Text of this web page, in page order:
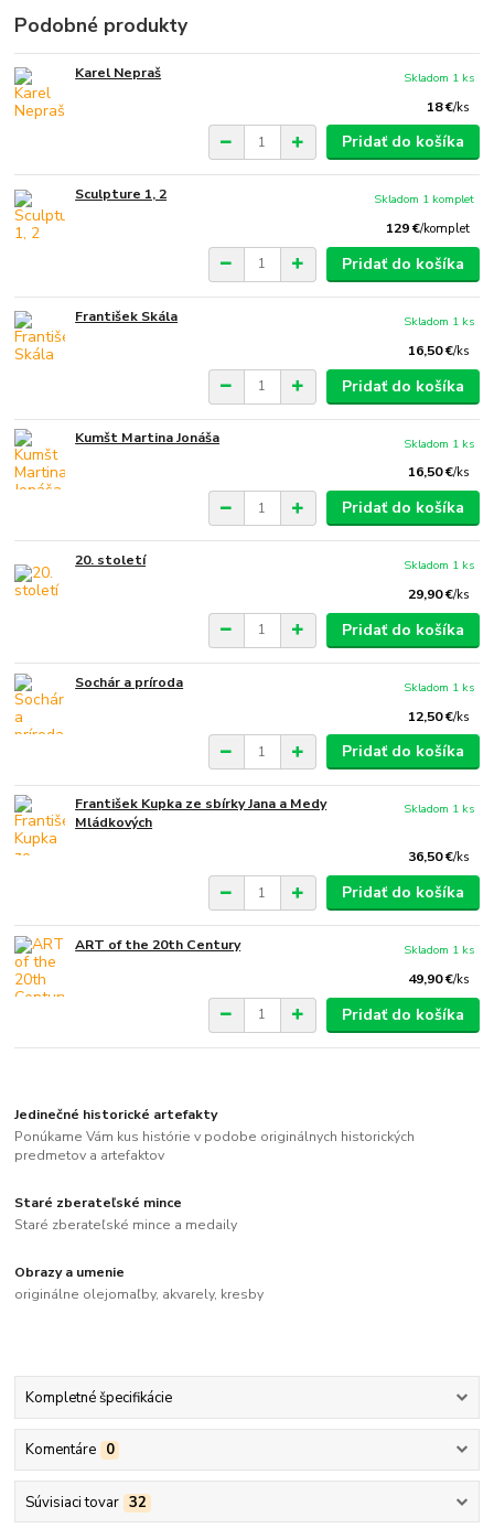
Podobné produkty
Karel Nepraš
18 €/ks
Skladom 1 ks
Pridať do košíka
Sculpture 1, 2
129 €/komplet
Skladom 1 komplet
Pridať do košíka
František Skála
16,50 €/ks
Skladom 1 ks
Pridať do košíka
Kumšt Martina Jonáša
16,50 €/ks
Skladom 1 ks
Pridať do košíka
20. století
29,90 €/ks
Skladom 1 ks
Pridať do košíka
Sochár a príroda
12,50 €/ks
Skladom 1 ks
Pridať do košíka
František Kupka ze sbírky Jana a Medy
Mládkových
36,50 €/ks
Skladom 1 ks
Pridať do košíka
ART of the 20th Century
49,90 €/ks
Skladom 1 ks
Pridať do košíka
Jedinečné historické artefakty
Ponúkame Vám kus histórie v podobe originálnych historických
predmetov a artefaktov
Staré zberateľské mince
Staré zberateľské mince a medaily
Obrazy a umenie
originálne olejomaľby, akvarely, kresby
Kompletné špecifikácie
Komentáre 0
Súvisiaci tovar 32